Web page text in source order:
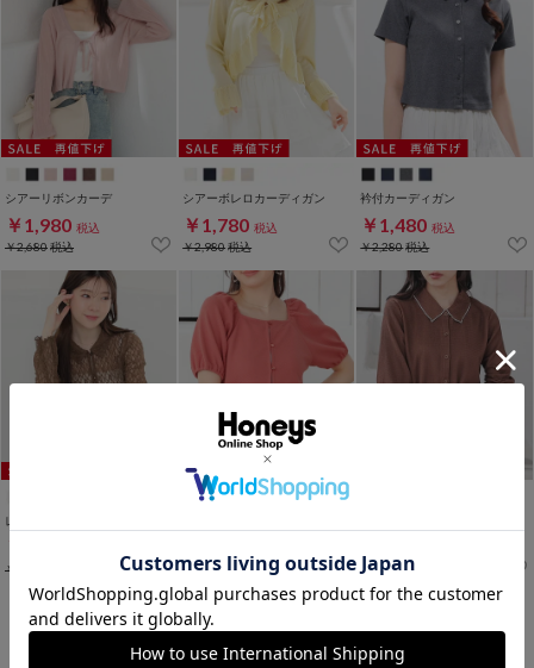
シアーリボンカーデ
￥1,980 税込
￥2,680税込
シアーボレロカーディガン
￥1,780 税込
￥2,980税込
衿付カーディガン
￥1,480 税込
￥2,280税込
レースシャツ
￥2,480
￥1,980 税込
￥2,680 税込
1～12件 (全12件)
関連キーワード